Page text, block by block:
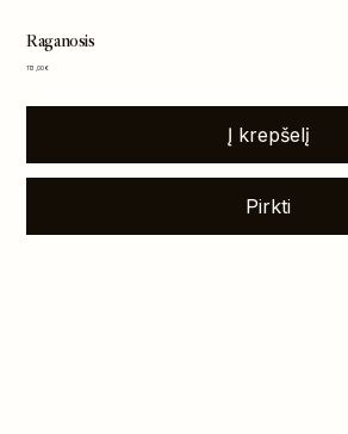
Raganosis
Kaina
113,00 €
Į krepšelį
Pirkti